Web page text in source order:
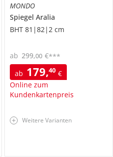
MONDO
Spiegel Aralia
BHT 81|82|2 cm
ab 179,40 €
Online zum
Kundenkartenpreis
ab 299,00 €***
Weitere Varianten